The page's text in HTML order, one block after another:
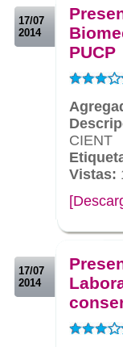
17/07
2014
PUCP
CIENT
Vistas:
17/07
2014